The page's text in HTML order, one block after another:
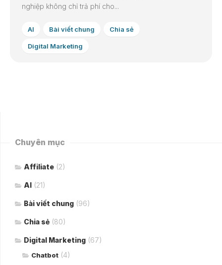
nghiệp không chỉ trả phí cho...
AI Bài viết chung Chia sẻ
Digital Marketing
Chuyên mục
Affiliate (2)
AI (21)
Bài viết chung (96)
Chia sẻ (80)
Digital Marketing (67)
Chatbot (4)